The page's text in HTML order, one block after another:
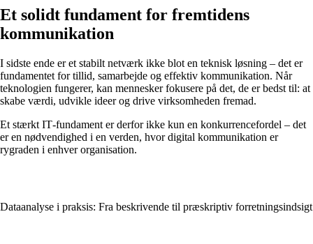
Et solidt fundament for fremtidens
kommunikation
I sidste ende er et stabilt netværk ikke blot en teknisk løsning – det er
fundamentet for tillid, samarbejde og effektiv kommunikation. Når
teknologien fungerer, kan mennesker fokusere på det, de er bedst til: at
skabe værdi, udvikle ideer og drive virksomheden fremad.
Et stærkt IT‑fundament er derfor ikke kun en konkurrencefordel – det
er en nødvendighed i en verden, hvor digital kommunikation er
rygraden i enhver organisation.
Dataanalyse i praksis: Fra beskrivende til præskriptiv forretningsindsigt